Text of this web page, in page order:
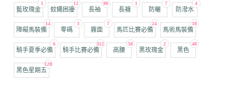
1
藍玫瑰金
12
蚊蠅困擾
80
長袖
1
長襪
7
防曬
4
防潑水
14
障礙馬裝備
3
零碼
7
霧面
24
馬匹比賽必備
10
馬術馬裝備
6
騎手夏季必備
112
騎手比賽必備
58
高腰
2
黑玫瑰金
48
黑色
120
黑色星期五